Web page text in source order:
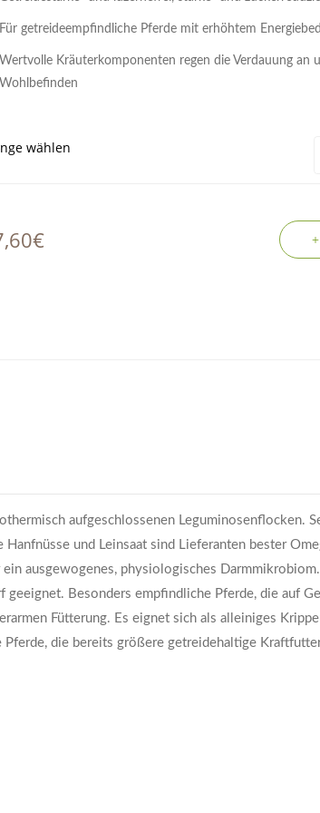
Für getreideempfindliche Pferde mit erhöhtem
Wertvolle Kräuterkomponenten regen die Verdauung an
Wohlbefinden
wählen
aufgeschlossenen Leguminosenflocken.
und Leinsaat sind Lieferanten bester
ausgewogenes, physiologisches
Besonders empfindliche Pferde, die auf
Fütterung. Es eignet sich als alleiniges
die bereits größere getreidehaltige